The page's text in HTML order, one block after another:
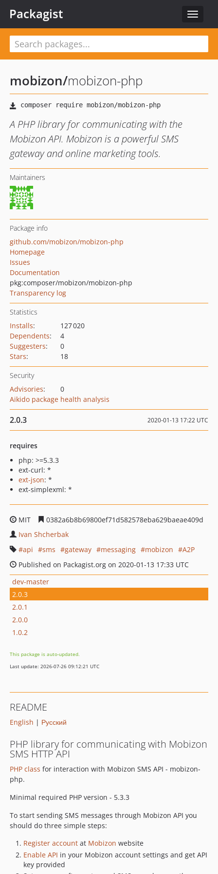
Toggle
Packagist
mobizon/mobizon-php
A PHP library for communicating with the
Mobizon API. Mobizon is a powerful SMS
gateway and online marketing tools.
Maintainers
Package info
github.com/mobizon/mobizon-php
Homepage
Issues
Documentation
pkg:composer/mobizon/mobizon-php
Transparency log
Statistics
Installs:
127 020
Dependents:
4
Suggesters:
0
Stars: 18
Security
Advisories:
0
Aikido package health analysis
2.0.3 2020-01-13 17:22 UTC
requires
php: >=5.3.3
ext-curl: *
ext-json: *
ext-simplexml: *
MIT
0382a6b8b69800ef71d582578eba629baeae409d
Ivan Shcherbak
api
sms gateway messaging mobizon
A2P
Published on Packagist.org on 2020-01-13 17:33 UTC
dev-master
2.0.3
2.0.1
2.0.0
1.0.2
This package is auto-updated.
Last update: 2026-07-26 09:12:21 UTC
README
English | Русский
PHP library for communicating with Mobizon
SMS HTTP API
PHP class for interaction with Mobizon SMS API - mobizon-
php.
Minimal required PHP version - 5.3.3
To start sending SMS messages through Mobizon API you
should do three simple steps:
Register account at Mobizon website
Enable API in your Mobizon account settings and get API
key provided